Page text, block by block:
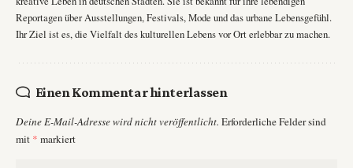
Reportagen über Ausstellungen, Festivals, Mode und das urbane Lebensgefühl.
Ihr Ziel ist es, die Vielfalt des kulturellen Lebens vor Ort erlebbar zu machen.
Einen Kommentar hinterlassen
Deine E-Mail-Adresse wird nicht veröffentlicht. Erforderliche Felder sind
mit * markiert